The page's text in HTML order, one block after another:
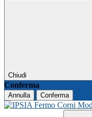
Chiudi
Conferma
Annulla Conferma